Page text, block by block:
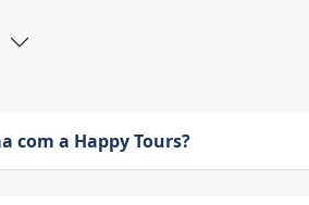
com a Happy Tours?